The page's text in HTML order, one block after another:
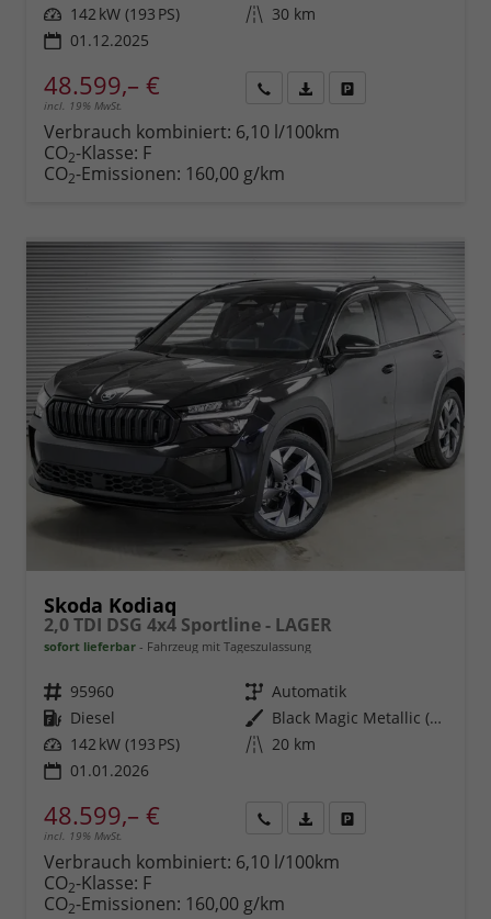
Leistung 142 kW (193 PS) Kilometerstand 30 km
01.12.2025
48.599,– €
incl. 19% MwSt.
anfordern
Datei,
Verbrauch kombiniert: 6,10 l/100km
CO2-Klasse: F
CO2-Emissionen: 160,00 g/km
Skoda Kodiaq
2,0 TDI DSG 4x4 Sportline - LAGER
sofort lieferbar Fahrzeug mit Tageszulassung
Fahrzeugnr. 95960 Getriebe Automatik
Kraftstoff Diesel Außenfarbe
Black Magic Metallic (1Z)
Leistung 142 kW (193 PS) Kilometerstand 20 km
01.01.2026
48.599,– €
incl. 19% MwSt.
anfordern
Datei,
Verbrauch kombiniert: 6,10 l/100km
CO2-Klasse: F
CO2-Emissionen: 160,00 g/km